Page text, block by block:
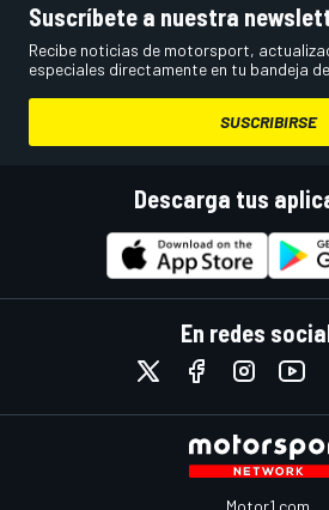
Suscríbete a nuestra
Recibe noticias de motorsport,
especiales directamente en tu bandeja
SUSCRIBIRSE
Descarga tus
En redes